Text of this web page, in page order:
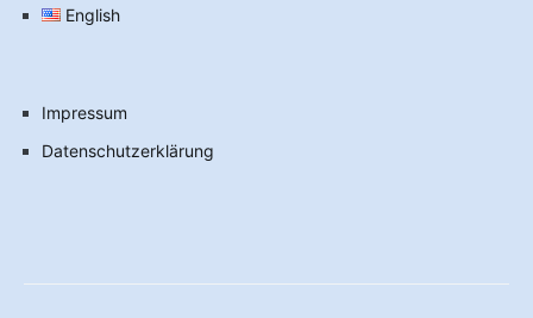
English
Impressum
Datenschutzerklärung